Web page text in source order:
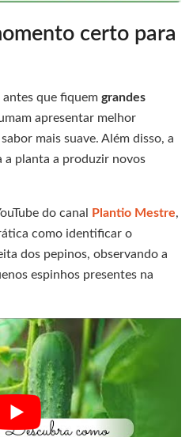
certo para
que fiquem grandes
apresentar melhor
mais suave. Além disso, a
planta a produzir novos
do canal Plantio Mestre,
como identificar o
dos pepinos, observando a
espinhos presentes na